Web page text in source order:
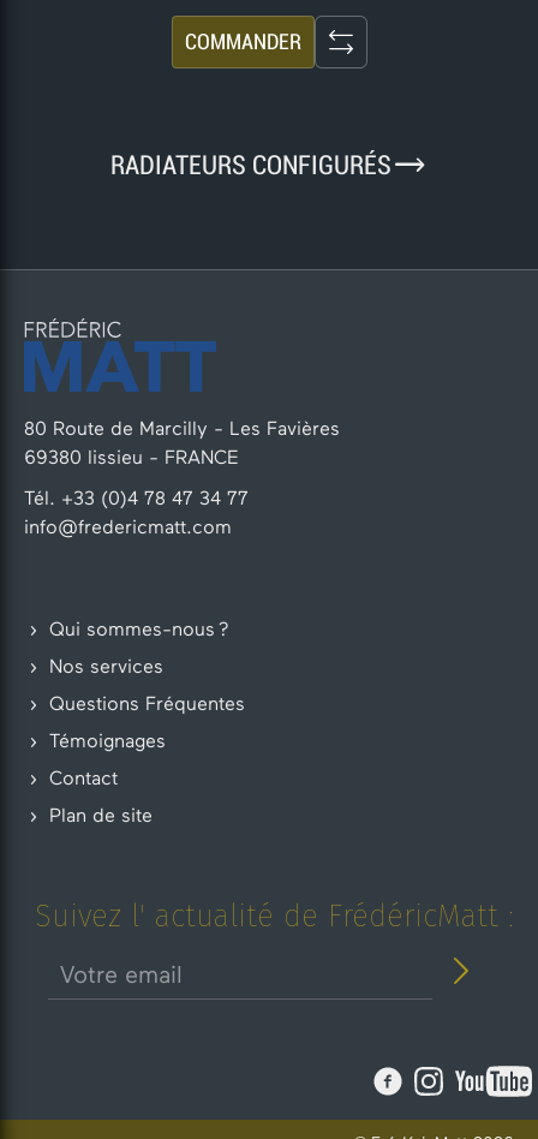
COMMANDER
RADIATEURS CONFIGURÉS9
80 Route de Marcilly - Les Favières
69380 lissieu - FRANCE
Tél. +33 (0)4 78 47 34 77
info@fredericmatt.com
Qui sommes-nous ?
Nos services
Questions Fréquentes
Témoignages
Contact
Plan de site
Suivez l' actualité de FrédéricMatt :